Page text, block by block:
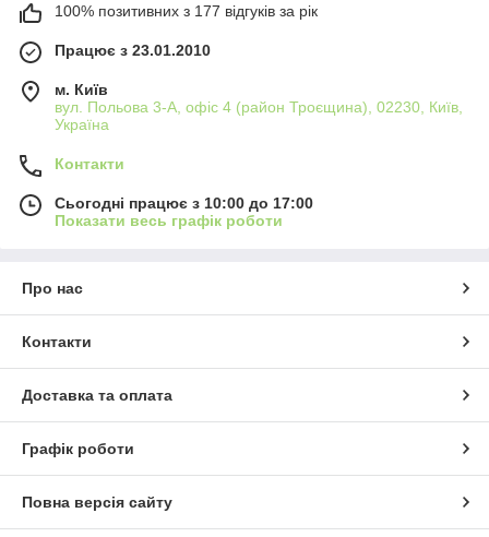
100% позитивних з 177 відгуків за рік
Працює з 23.01.2010
м. Київ
вул. Польова 3-А, офіс 4 (район Троєщина), 02230, Київ,
Україна
Контакти
Сьогодні працює з 10:00 до 17:00
Показати весь графік роботи
Про нас
Контакти
Доставка та оплата
Графік роботи
Повна версія сайту